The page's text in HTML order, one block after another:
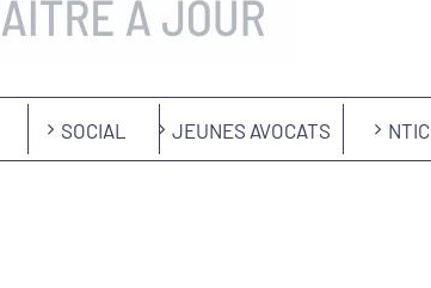
SOCIAL JEUNES AVOCATS NTIC